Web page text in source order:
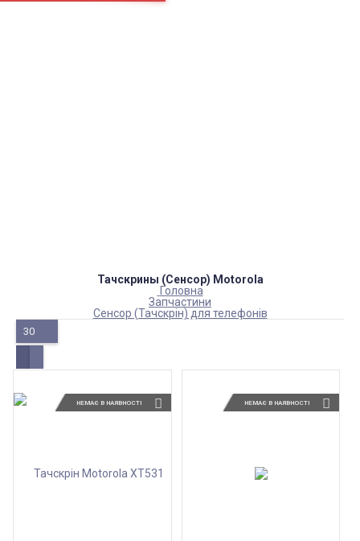
Тачскрины (Сенсор) Motorola
Головна
Запчастини
Сенсор (Тачскрін) для телефонів
30
НЕМАЄ В НАЯВНОСТІ НЕМАЄ В НАЯВНОСТІ